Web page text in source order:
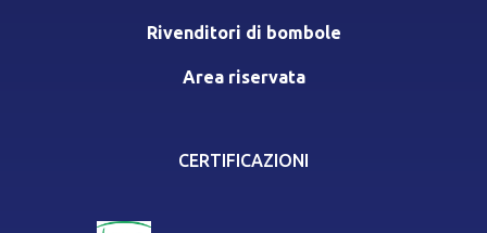
Rivenditori di bombole
Area riservata
CERTIFICAZIONI